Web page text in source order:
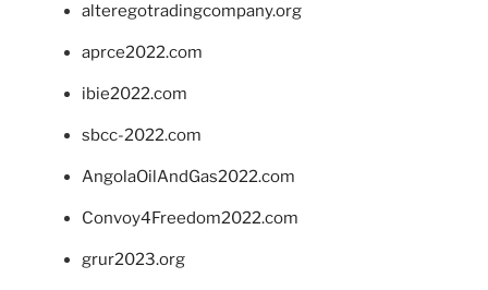
alteregotradingcompany.org
aprce2022.com
ibie2022.com
sbcc-2022.com
AngolaOilAndGas2022.com
Convoy4Freedom2022.com
grur2023.org